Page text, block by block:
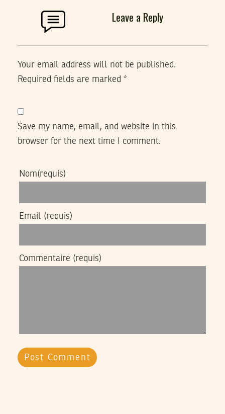
Leave a Reply
Your email address will not be published.
Required fields are marked *
Save my name, email, and website in this
browser for the next time I comment.
Nom(requis)
Email (requis)
Commentaire (requis)